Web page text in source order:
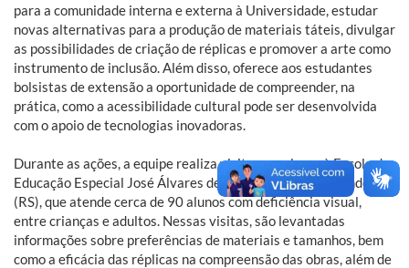
para a comunidade interna e externa à Universidade, estudar
novas alternativas para a produção de materiais táteis, divulgar
as possibilidades de criação de réplicas e promover a arte como
instrumento de inclusão. Além disso, oferece aos estudantes
bolsistas de extensão a oportunidade de compreender, na
prática, como a acessibilidade cultural pode ser desenvolvida
com o apoio de tecnologias inovadoras.
Durante as ações, a equipe realiza visitas regulares à Escola de
Educação Especial José Álvares de Azevedo, em Rio Grande
(RS), que atende cerca de 90 alunos com deficiência visual,
entre crianças e adultos. Nessas visitas, são levantadas
informações sobre preferências de materiais e tamanhos, bem
como a eficácia das réplicas na compreensão das obras, além de